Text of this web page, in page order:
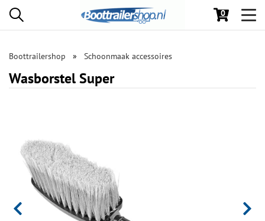
0
Boottrailershop Schoonmaak accessoires
Wasborstel Super